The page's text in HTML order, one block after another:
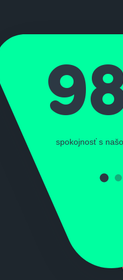
spokojnosť s